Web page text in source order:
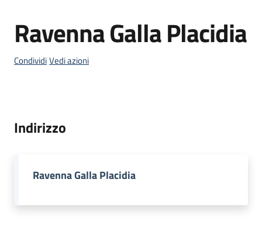
Servizi
Progetti
Salta al contenuto
Ravenna Galla Placidia
CondividiVedi azioni
Indirizzo
Ravenna Galla Placidia